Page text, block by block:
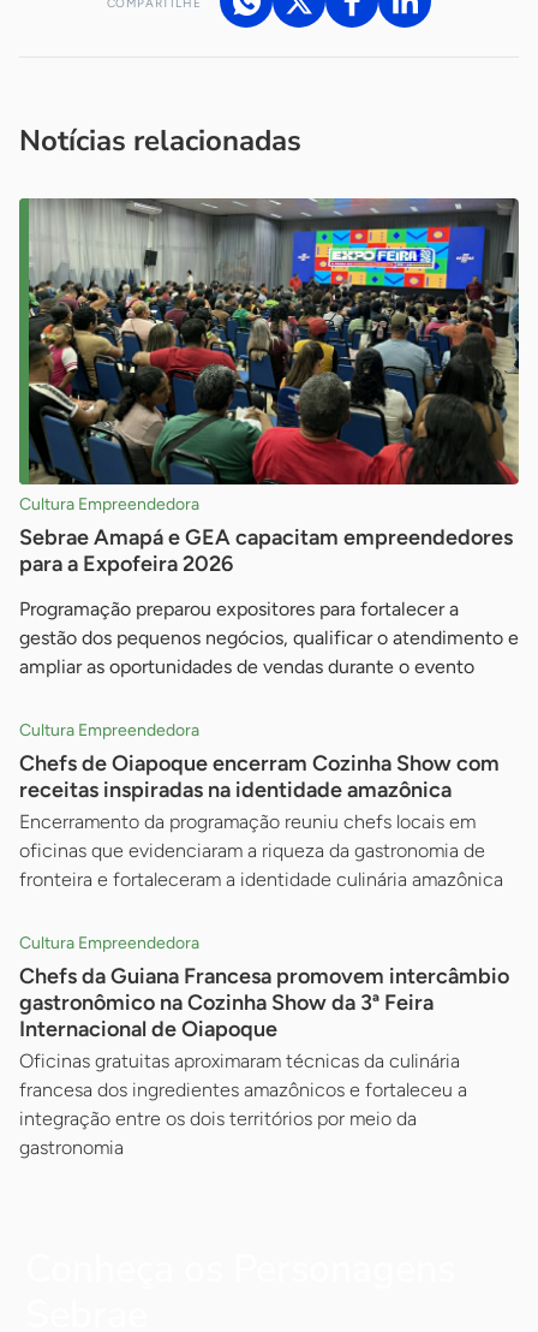
COMPARTILHE
Notícias relacionadas
Cultura Empreendedora
Sebrae Amapá e GEA capacitam empreendedores
para a Expofeira 2026
Programação preparou expositores para fortalecer a
gestão dos pequenos negócios, qualificar o atendimento e
ampliar as oportunidades de vendas durante o evento
Cultura Empreendedora
Chefs de Oiapoque encerram Cozinha Show com
receitas inspiradas na identidade amazônica
Encerramento da programação reuniu chefs locais em
oficinas que evidenciaram a riqueza da gastronomia de
fronteira e fortaleceram a identidade culinária amazônica
Cultura Empreendedora
Chefs da Guiana Francesa promovem intercâmbio
gastronômico na Cozinha Show da 3ª Feira
Internacional de Oiapoque
Oficinas gratuitas aproximaram técnicas da culinária
francesa dos ingredientes amazônicos e fortaleceu a
integração entre os dois territórios por meio da
gastronomia